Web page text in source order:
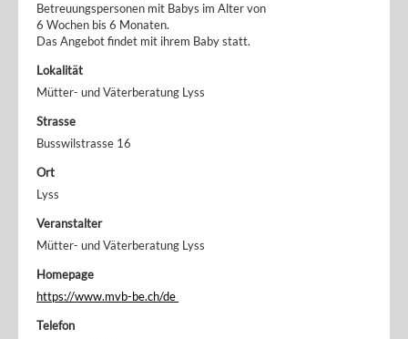
Betreuungspersonen mit Babys im Alter von
6 Wochen bis 6 Monaten.
Das Angebot findet mit ihrem Baby statt.
Lokalität
Mütter- und Väterberatung Lyss
Strasse
Busswilstrasse 16
Ort
Lyss
Veranstalter
Mütter- und Väterberatung Lyss
Homepage
https://www.mvb-be.ch/de
Telefon